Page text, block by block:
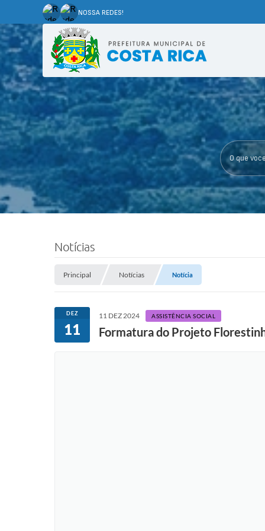
O que voce
NOSSA REDES!
Notícias
Principal Notícias Notícia
DEZ
11
11 DEZ 2024 ASSISTÊNCIA SOCIAL
Formatura do Projeto